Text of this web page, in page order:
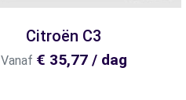
Citroën C3
Vanaf € 35,77 / dag